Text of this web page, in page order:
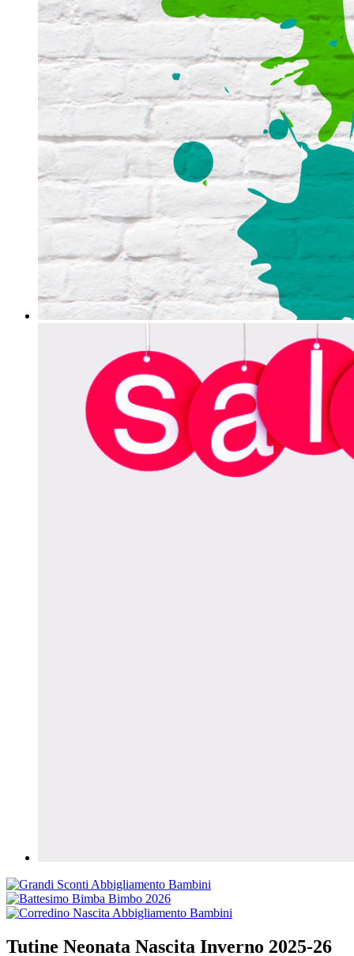
Tutine Neonata Nascita Inverno 2025-26